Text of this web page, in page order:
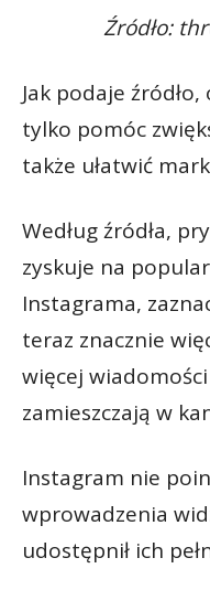
Źródło:
Jak podaje
tylko pomóc
także ułatwić
Według źródła,
zyskuje na
Instagrama,
teraz znacznie
więcej
zamieszczają w
Instagram nie
wprowadzenia
udostępnił ich